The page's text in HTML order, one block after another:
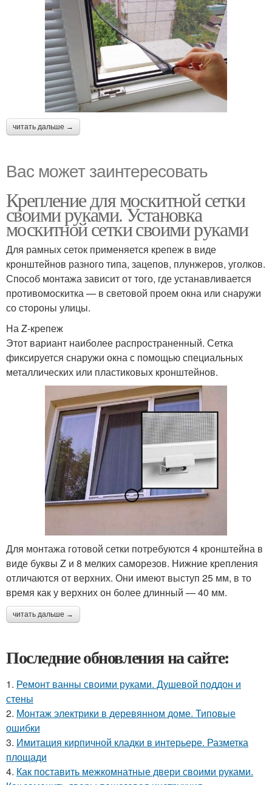
читать дальше →
Вас может заинтересовать
Крепление для москитной сетки
своими руками. Установка
москитной сетки своими руками
Для рамных сеток применяется крепеж в виде
кронштейнов разного типа, зацепов, плунжеров, уголков.
Способ монтажа зависит от того, где устанавливается
противомоскитка — в световой проем окна или снаружи
со стороны улицы.
На Z-крепеж
Этот вариант наиболее распространенный. Сетка
фиксируется снаружи окна с помощью специальных
металлических или пластиковых кронштейнов.
Для монтажа готовой сетки потребуются 4 кронштейна в
виде буквы Z и 8 мелких саморезов. Нижние крепления
отличаются от верхних. Они имеют выступ 25 мм, в то
время как у верхних он более длинный — 40 мм.
читать дальше →
Последние обновления на сайте:
1. Ремонт ванны своими руками. Душевой поддон и
стены
2. Монтаж электрики в деревянном доме. Типовые
ошибки
3. Имитация кирпичной кладки в интерьере. Разметка
площади
4. Как поставить межкомнатные двери своими руками.